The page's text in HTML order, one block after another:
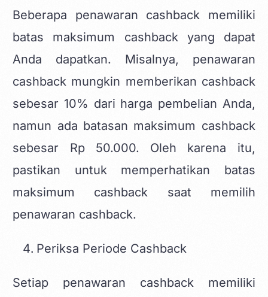
Beberapa penawaran cashback memiliki
batas maksimum cashback yang dapat
Anda dapatkan. Misalnya, penawaran
cashback mungkin memberikan cashback
sebesar 10% dari harga pembelian Anda,
namun ada batasan maksimum cashback
sebesar Rp 50.000. Oleh karena itu,
pastikan untuk memperhatikan batas
maksimum cashback saat memilih
penawaran cashback.
Periksa Periode Cashback
Setiap penawaran cashback memiliki